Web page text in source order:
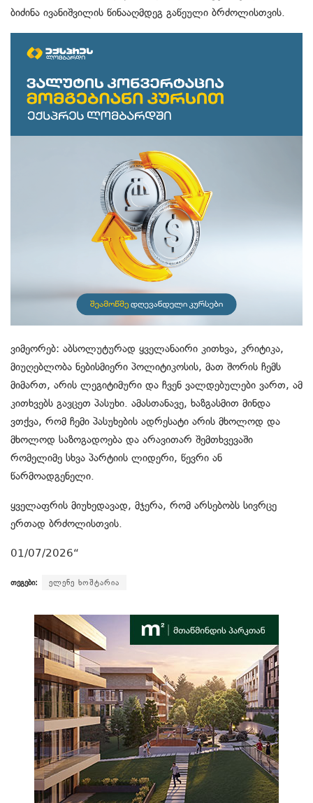
ბიძინა ივანიშვილის წინააღმდეგ გაწეული ბრძოლისთვის.
ვიმეორებ: აბსოლუტურად ყველანაირი კითხვა, კრიტიკა,
მიუღებლობა ნებისმიერი პოლიტიკოსის, მათ შორის ჩემს
მიმართ, არის ლეგიტიმური და ჩვენ ვალდებულები ვართ, ამ
კითხვებს გავცეთ პასუხი. ამასთანავე, ხაზგასმით მინდა
ვთქვა, რომ ჩემი პასუხების ადრესატი არის მხოლოდ და
მხოლოდ საზოგადოება და არავითარ შემთხვევაში
რომელიმე სხვა პარტიის ლიდერი, წევრი ან
წარმოადგენელი.
ყველაფრის მიუხედავად, მჯერა, რომ არსებობს სივრცე
ერთად ბრძოლისთვის.
01/07/2026“
თეგები: ელენე ხოშტარია